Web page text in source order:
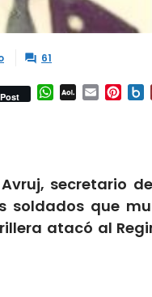
 61
Post WhatsApp
AOL Email
secretario
soldados que
atacó al